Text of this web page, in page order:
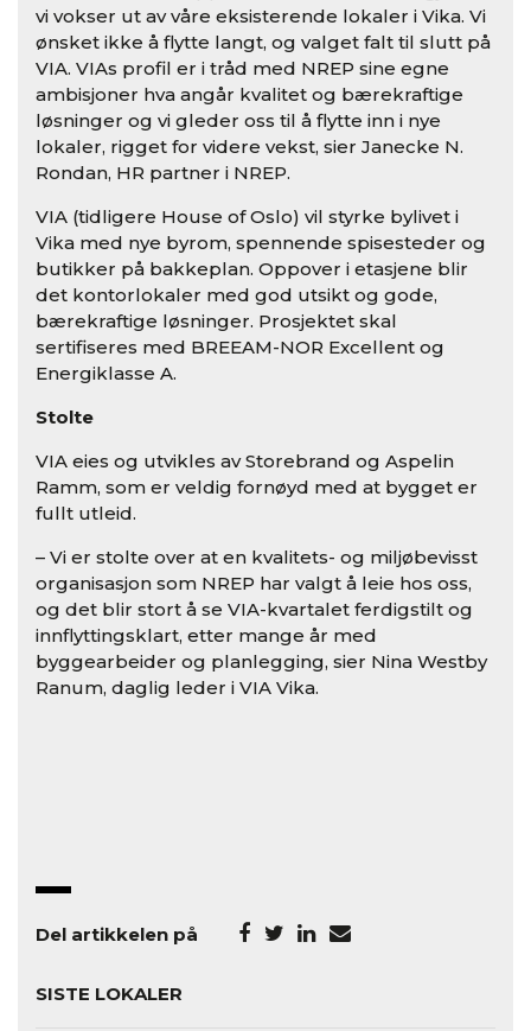
vi vokser ut av våre eksisterende lokaler i Vika. Vi
ønsket ikke å flytte langt, og valget falt til slutt på
VIA. VIAs profil er i tråd med NREP sine egne
ambisjoner hva angår kvalitet og bærekraftige
løsninger og vi gleder oss til å flytte inn i nye
lokaler, rigget for videre vekst, sier Janecke N.
Rondan, HR partner i NREP.
VIA (tidligere House of Oslo) vil styrke bylivet i
Vika med nye byrom, spennende spisesteder og
butikker på bakkeplan. Oppover i etasjene blir
det kontorlokaler med god utsikt og gode,
bærekraftige løsninger. Prosjektet skal
sertifiseres med BREEAM-NOR Excellent og
Energiklasse A.
Stolte
VIA eies og utvikles av Storebrand og Aspelin
Ramm, som er veldig fornøyd med at bygget er
fullt utleid.
– Vi er stolte over at en kvalitets- og miljøbevisst
organisasjon som NREP har valgt å leie hos oss,
og det blir stort å se VIA-kvartalet ferdigstilt og
innflyttingsklart, etter mange år med
byggearbeider og planlegging, sier Nina Westby
Ranum, daglig leder i VIA Vika.
Del artikkelen på
SISTE LOKALER